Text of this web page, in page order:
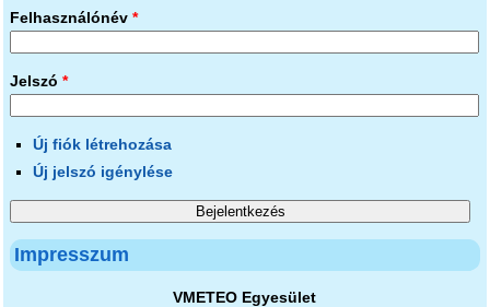
Felhasználónév *
Jelszó *
Új fiók létrehozása
Új jelszó igénylése
Impresszum
VMETEO Egyesület